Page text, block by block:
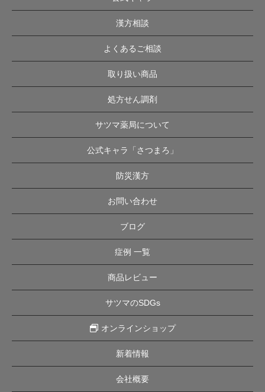
漢方相談
よくあるご相談
取り扱い商品
処方せん調剤
サツマ薬局について
公式キャラ「さつまろ」
防災漢方
お問い合わせ
ブログ
症例 一覧
商品レビュー
サツマのSDGs
オンラインショップ
新着情報
会社概要